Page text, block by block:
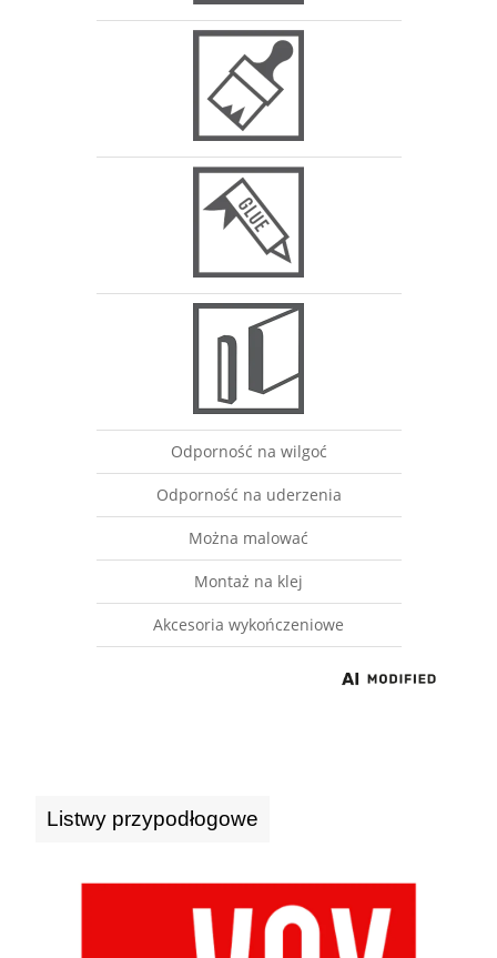
Odporność na wilgoć
Odporność na uderzenia
Można malować
Montaż na klej
Akcesoria wykończeniowe
Listwy przypodłogowe